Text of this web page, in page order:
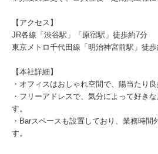
【アクセス】
JR各線「渋谷駅」「原宿駅」徒歩約7分
東京メトロ千代田線「明治神宮前駅」徒歩
【本社詳細】
・オフィスはおしゃれ空間で、陽当たり良
・フリーアドレスで、気分によって好き
す。
・Barスペースも設置しており、業務時間
す。